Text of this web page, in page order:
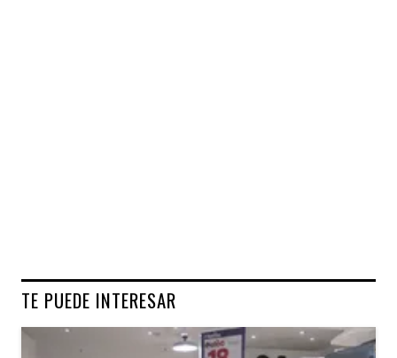
TE PUEDE INTERESAR